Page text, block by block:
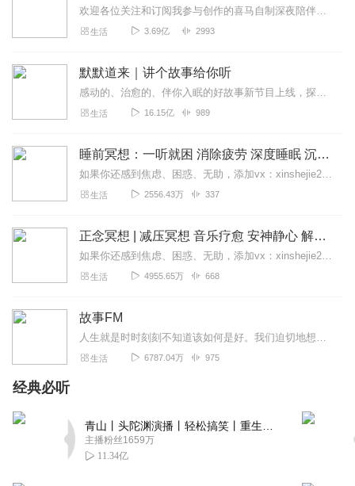
💫 刚 听 完 你 的 作 品 真 的 让 人 挺 有 印 象 的 🎧 我 司
80岁老人声音清澈感情充沛，很欣赏！
感情表达的好呢，非常非常棒
欢迎各位关注和订阅我参与创作的喜马自制深夜陪伴谈话栏目《听你说·百态人声》【听你说·百态人声】每晚直播连线真实人间故事|叶文现场互动中|人间冷暖，抱团取暖每周...
生活 3.69亿 2993
默默道来｜讲个故事给你听
感动的、治愈的、伴你入眠的好故事新节目上线，探索现实世界的无尽魅力，追求对生活的真实记录《听见人间真相》（点击名称，直达专辑）网易人间故事集持续更新中，邀您关注...
生活 16.15亿 989
睡前冥想：一听就困 消除疲劳 深度睡眠 沉浸体验
如果你还感到焦虑、困惑、无助，添加vx：xinshejie2018、vx公众号：宣萱心伴，与主播宣萱开启心灵交流之旅，共建温暖的精神家园！如果你喜欢我的内容，请...
生活 2556.43万 337
正念冥想 | 减压冥想 音乐疗愈 安神静心 解郁降噪
如果你还感到焦虑、困惑、无助，添加vx：xinshejie2018、vx公众号：宣萱心伴，与主播宣萱开启心灵交流之旅，共建温暖的精神家园！如果你喜欢我的内容，请...
生活 4955.65万 668
故事FM
人生就是时时刻刻不知道该如何是好。我们迫切地想知道怎么解决问题，也同样挣扎着寻求理解和安慰。这样的你，并不孤独。重获新生的抑郁症病人；用一辈子摆脱原生家庭阴影的...
生活 6787.04万 975
经典必听
主播粉丝1659万
11.34亿